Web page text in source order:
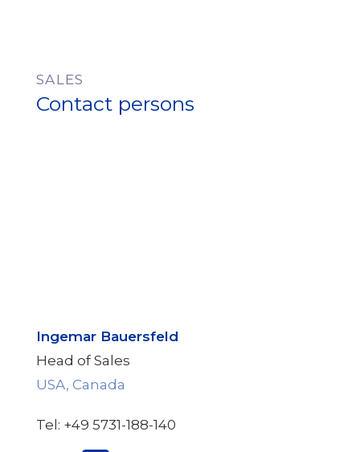
SALES
Contact persons
Ingemar Bauersfeld
Head of Sales
USA, Canada
Tel: +49 5731-188-140